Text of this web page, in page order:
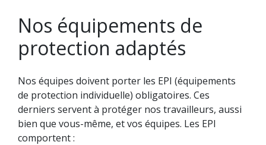
Nos équipements de
protection adaptés
Nos équipes doivent porter les EPI (équipements
de protection individuelle) obligatoires. Ces
derniers servent à protéger nos travailleurs, aussi
bien que vous-même, et vos équipes. Les EPI
comportent :